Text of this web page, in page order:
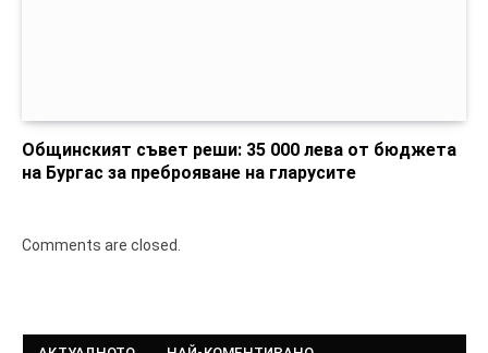
Общинският съвет реши: 35 000 лева от бюджета
на Бургас за преброяване на гларусите
Comments are closed.